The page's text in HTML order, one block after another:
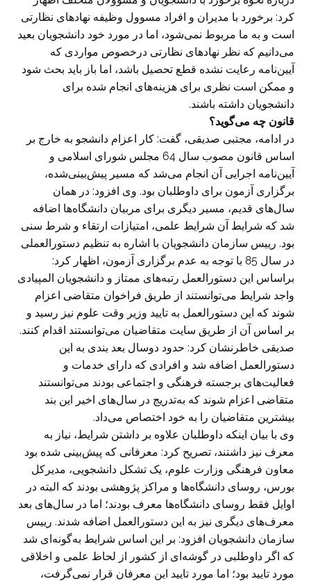
کرد: برخورد با مدیران و افراد مسوول وظیفه نهادهای نظارتی
است و به ما مربوط نمی‌شود، اما در مورد خود دانشجویان بعید
می‌دانیم که نظر نهادهای نظارتی درخصوص مواردی که
آیین‌نامه رعایت نشده قطع تحصیل باشد، اما باز باید بحث شود
و ممکن است نظری برای هزینه‌های انجام شده برای
دانشجویان داشته باشند.
قانون چه می‌گوید؟
در ادامه، مجتبی صدیقی، گفت: کار اعزام دانشجو به خارج بر
اساس قانون مصوب سال 64 مجلس شورای اسلامی و
آیین‌نامه اجرایی آن انجام می‌شد که مسیر پیش‌بینی‌شده،
برگزاری آزمون برای داوطلبان بود. وی افزود: در همان
سال‌های قدیم، مسیر دیگری برای مربیان دانشگاه‌ها اضافه
شد که شرایط آن شرایط علمی، امتیازات ارتقاء و شرط سنی
بود. رییس سازمان دانشجویان با اشاره به تنظیم دستورالعملی
در سال 85 با توجه به عدم برگزاری آزمون، اظهار کرد:
براساس این دستورالعمل رتبه‌های ممتاز و دانشجویان المپیادی
واجد شرایط می‌توانستند از طریق فراخوان متقاضی اعزام
شوند که این دستورالعمل به تایید وزیر وقت علوم نیز رسید و
بر اساس آن از طریق سایت متقاضیان می‌توانستند اقدام کنند.
صدیقی خاطرنشان کرد: حدود دوسال بعد‌ بندی به این
دستورالعمل اضافه شد و افرادی که دارای خدمات و
فعالیت‌های برجسته فرهنگی و اجتماعی بودند می‌توانستند
متقاضی اعزام شوند که به‌تدریج در سال‌های اخیر این بند
بیشترین متقاضیان را به خود اختصاص می‌داد.
وی با بیان اینکه داوطلبان علاوه بر داشتن شرایط، نیاز به
معرف نیز داشتند، تصریح کرد: معرفانی که پیش‌بینی شده بود
معاون فرهنگی وزارت علوم، یک تشکل دانشجویی، مدیرکل
بورس، روسای دانشگاه‌ها و مراکز پژوهشی بودند که البته در
اوایل فقط روسای دانشگاه‌ها معرف بودند؛ اما در سال‌های بعد
معرف‌های دیگری نیز به این دستورالعمل اضافه شدند. رییس
سازمان دانشجویان افزود: بر این اساس شرایط به‌گونه‌ای شد
که اگر داوطلبی در گوشه‌ای از کشور از لحاظ علمی و اخلاقی
مورد تایید بود؛ اما مورد تایید این معرفان قرار نمی‌گرفت،